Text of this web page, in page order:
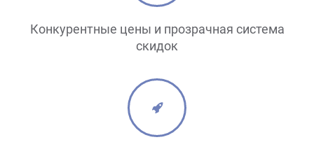
Конкурентные цены и прозрачная система
скидок